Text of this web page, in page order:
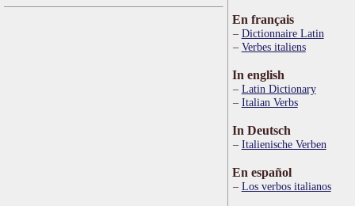
En français
Dictionnaire Latin
Verbes italiens
In english
Latin Dictionary
Italian Verbs
In Deutsch
Italienische Verben
En español
Los verbos italianos